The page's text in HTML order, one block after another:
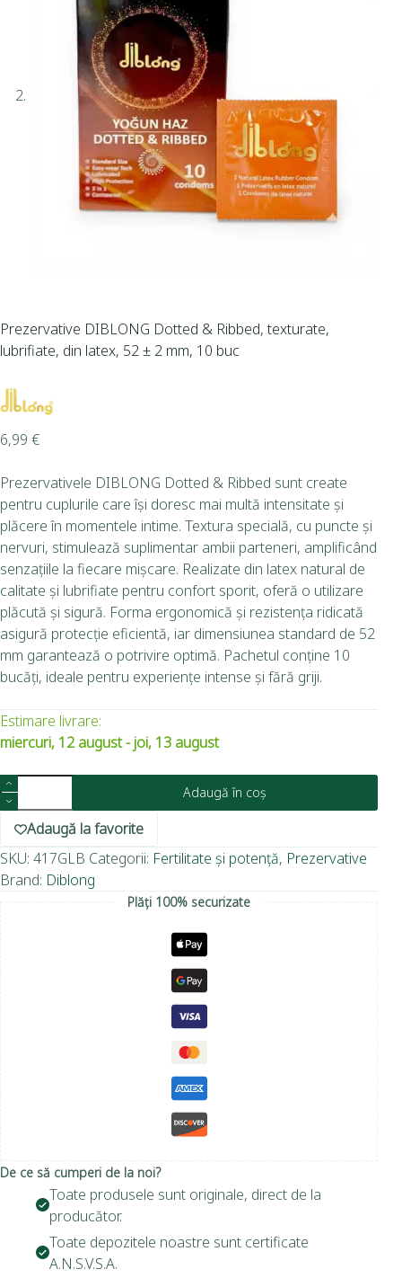
Prezervative DIBLONG Dotted & Ribbed, texturate,
lubrifiate, din latex, 52 ± 2 mm, 10 buc
6,99 €
Prezervativele DIBLONG Dotted & Ribbed sunt create
pentru cuplurile care își doresc mai multă intensitate și
plăcere în momentele intime. Textura specială, cu puncte și
nervuri, stimulează suplimentar ambii parteneri, amplificând
senzațiile la fiecare mișcare. Realizate din latex natural de
calitate și lubrifiate pentru confort sporit, oferă o utilizare
plăcută și sigură. Forma ergonomică și rezistența ridicată
asigură protecție eficientă, iar dimensiunea standard de 52
mm garantează o potrivire optimă. Pachetul conține 10
bucăți, ideale pentru experiențe intense și fără griji.
Estimare livrare:
miercuri, 12 august - joi, 13 august
Adaugă în coș
Adaugă la favorite
SKU: 417GLB Categorii: Fertilitate și potență, Prezervative
Brand: Diblong
Plăți 100% securizate
De ce să cumperi de la noi?
Toate produsele sunt originale, direct de la
producător.
Toate depozitele noastre sunt certificate
A.N.S.V.S.A.